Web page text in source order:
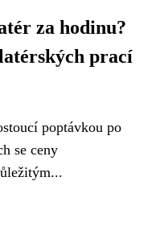
za hodinu?
prací
poptávkou po
se ceny